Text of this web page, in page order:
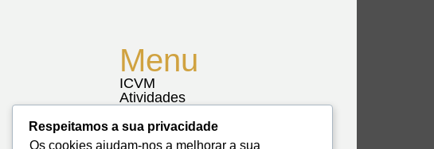
Menu
ICVM
Atividades
Biblioteca
Contactos
Respeitamos a sua privacidade
Os cookies ajudam-nos a melhorar a sua